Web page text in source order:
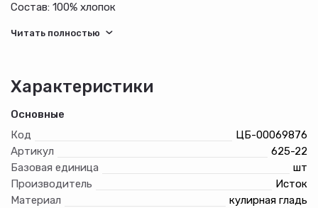
Состав: 100% хлопок
Характеристики
Основные
Код
ЦБ-00069876
Артикул
625-22
Базовая единица
шт
Производитель
Исток
Материал
кулирная гладь